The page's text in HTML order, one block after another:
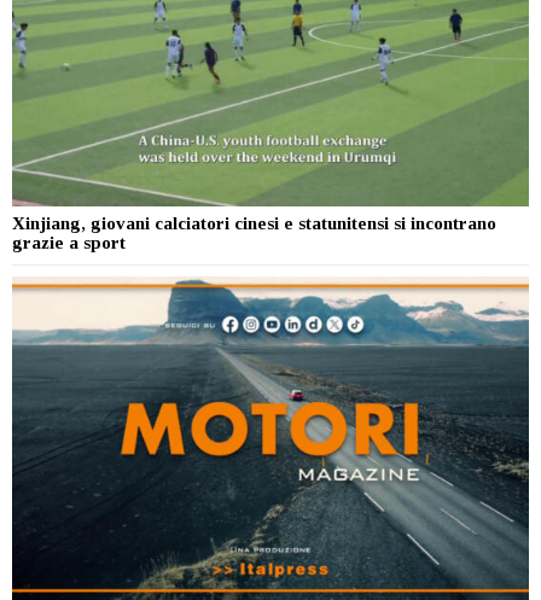
Xinjiang, giovani calciatori cinesi e statunitensi si incontrano
grazie a sport